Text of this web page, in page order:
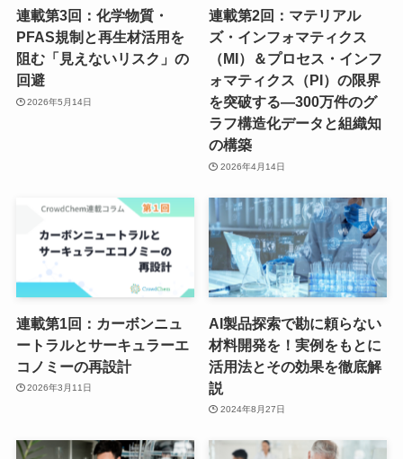
連載第3回：化学物質・
PFAS規制と再生材活用を
阻む「見えないリスク」の
回避
2026年5月14日
連載第2回：マテリアル
ズ・インフォマティクス
（MI）＆プロセス・インフ
ォマティクス（PI）の限界
を突破する―300万件のグ
ラフ構造化データと組織知
の構築
2026年4月14日
連載第1回：カーボンニュ
ートラルとサーキュラーエ
コノミーの再設計
2026年3月11日
AI製品探索で勘に頼らない
材料開発を！実例をもとに
活用法とその効果を徹底解
説
2024年8月27日